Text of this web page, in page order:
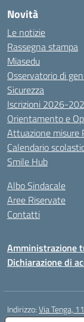
Novità
Le notizie
Rassegna stampa
Miasedu
Osservatorio di
Sicurezza
Iscrizioni 2026-
Orientamento e
Attuazione misure
Calendario
Smile Hub
Albo Sindacale
Aree Riservate
Contatti
Amministrazione
Dichiarazione di
Indirizzo:Via Tenga,